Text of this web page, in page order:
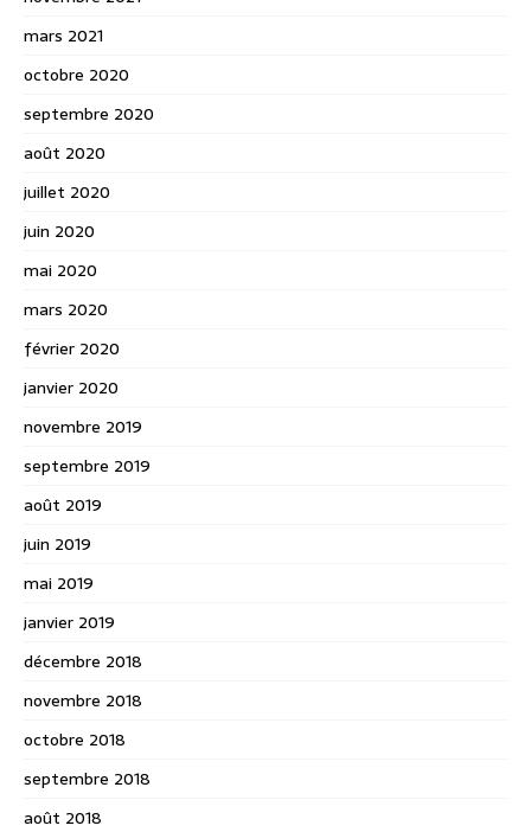
mars 2021
octobre 2020
septembre 2020
août 2020
juillet 2020
juin 2020
mai 2020
mars 2020
février 2020
janvier 2020
novembre 2019
septembre 2019
août 2019
juin 2019
mai 2019
janvier 2019
décembre 2018
novembre 2018
octobre 2018
septembre 2018
août 2018